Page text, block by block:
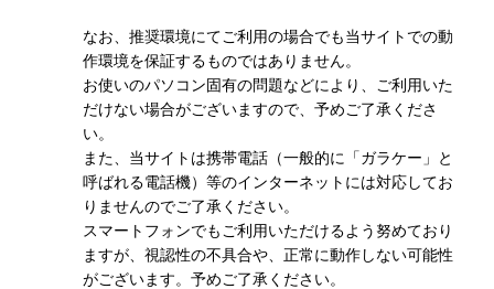
なお、推奨環境にてご利用の場合でも当サイトでの動
作環境を保証するものではありません。
お使いのパソコン固有の問題などにより、ご利用いた
だけない場合がございますので、予めご了承くださ
い。
また、当サイトは携帯電話（一般的に「ガラケー」と
呼ばれる電話機）等のインターネットには対応してお
りませんのでご了承ください。
スマートフォンでもご利用いただけるよう努めており
ますが、視認性の不具合や、正常に動作しない可能性
がございます。予めご了承ください。